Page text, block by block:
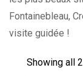
Fontainebleau,
visite guidée !
Showing all